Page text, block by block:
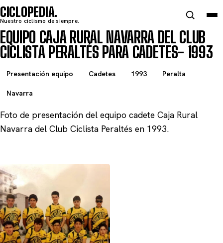
CICLOPEDIA
Nuestro ciclismo de siempre.
EQUIPO CAJA RURAL NAVARRA DEL CLUB
CICLISTA PERALTÉS PARA CADETES- 1993
Presentación equipo Cadetes 1993 Peralta
Navarra
Foto de presentación del equipo cadete Caja Rural
Navarra del Club Ciclista Peraltés en 1993.